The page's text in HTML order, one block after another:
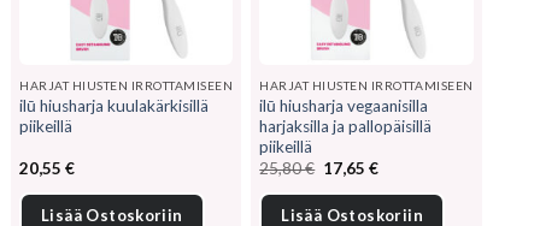
HARJAT HIUSTEN IRROTTAMISEEN
ilū hiusharja kuulakärkisillä
piikeillä
20,55 €
Lisää Ostoskoriin
HARJAT HIUSTEN IRROTTAMISEEN
ilū hiusharja vegaanisilla
harjaksilla ja pallopäisillä
piikeillä
25,80€ Alkuperäinen
hinta
oli:
25,80 €.
17,65€Nykyinen
on:
17,65 €.
Lisää Ostoskoriin